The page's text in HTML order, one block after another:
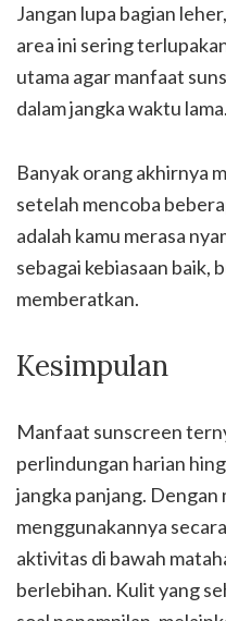
Jangan lupa bagian
area ini sering
utama agar manfaat
dalam jangka waktu lama.
Banyak orang akhirnya
setelah mencoba
adalah kamu merasa
sebagai kebiasaan baik,
memberatkan.
Kesimpulan
Manfaat sunscreen
perlindungan harian
jangka panjang. Dengan
menggunakannya
aktivitas di bawah
berlebihan. Kulit yang